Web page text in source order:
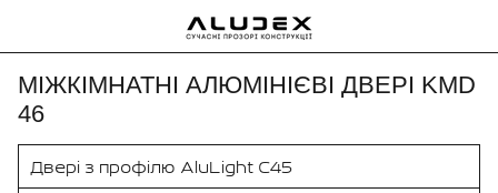
МІЖКІМНАТНІ АЛЮМІНІЄВІ ДВЕРІ KMD
46
Двері з профілю AluLight C45